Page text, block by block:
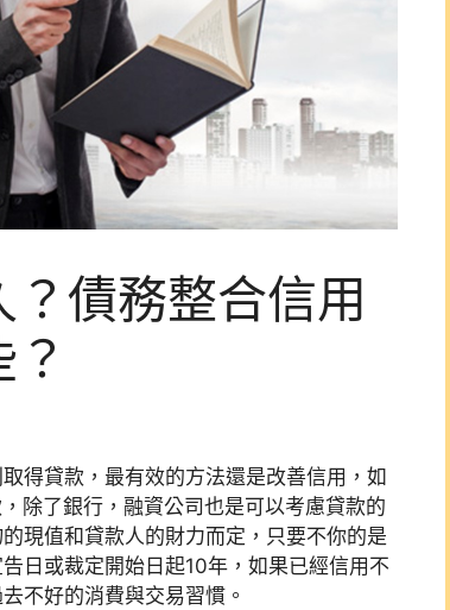
債務整合信用
得貸款，最有效的方法還是改善信用，如
除了銀行，融資公司也是可以考慮貸款的
現值和貸款人的財力而定，只要不你的是
告日或裁定開始日起10年，如果已經信用不
不好的消費與交易習慣。